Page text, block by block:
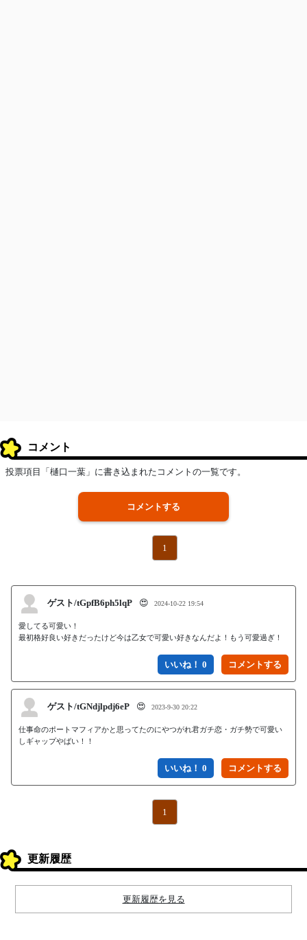
コメント
投票項目「樋口一葉」に書き込まれたコメントの一覧です。
コメントする
1
ゲスト/tGpfB6ph5lqP 😍 2024-10-22 19:54
愛してる可愛い！
最初格好良い好きだったけど今は乙女で可愛い好きなんだよ！もう可愛過ぎ！
いいね！ 0
ゲスト/tGNdjlpdj6eP 😍 2023-9-30 20:22
仕事命のポートマフィアかと思ってたのにやつがれ君ガチ恋・ガチ勢で可愛い
しギャップやばい！！
いいね！ 0
1
更新履歴
更新履歴を見る